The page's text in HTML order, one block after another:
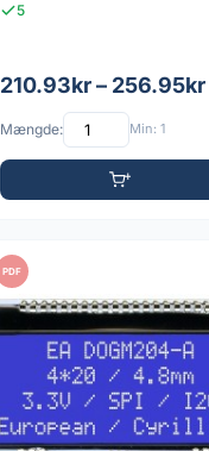
5
210.93kr – 256.95kr
Mængde: Min: 1
PDF